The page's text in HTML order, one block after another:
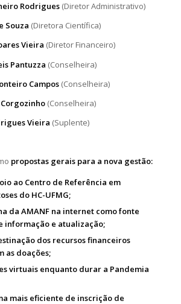
Rodrigues(Diretor Administrativo)
Souza (Diretora Científica)
Vieira (Diretor Financeiro)
Pantuzza (Conselheira)
Campos(Conselheira)
(Conselheira)
Vieira (Suplente)
propostas gerais para a nova gestão:
ao Centro de Referência em
do HC-UFMG;
da AMANF na internet como fonte
informação e atualização;
dos recursos financeiros
as doações;
virtuais enquanto durar a Pandemia
mais eficiente de inscrição de